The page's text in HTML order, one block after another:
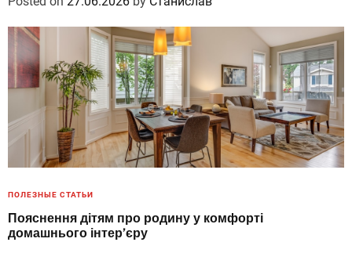
ПОЛЕЗНЫЕ СТАТЬИ
Пояснення дітям про родину у комфорті
домашнього інтер’єру